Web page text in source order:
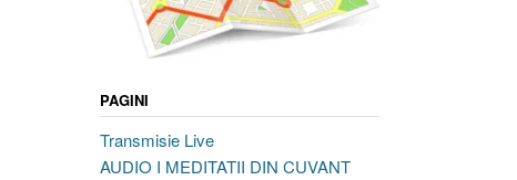
PAGINI
Transmisie Live
AUDIO I MEDITATII DIN CUVANT